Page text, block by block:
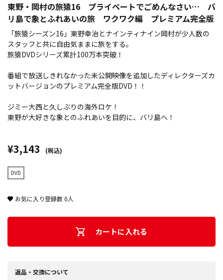
東野・岡村の旅猿16 プライベートでごめんなさい… バ
リ島で象とふれあいの旅 ワクワク編 プレミアム完全版
「旅猿シーズン16」東野幸治とナインティナイン岡村が少人数の
スタッフと共に自由気ままに旅をする。
旅猿DVDシリーズ累計100万本突破！
番組で放送しきれなかった未公開映像を追加したディレクターズカ
ットバージョンのプレミアム完全版DVD！！
ジミー大西と久しぶりの海外ロケ！
東野が大好きな象とのふれあいを目的に、バリ島へ！
¥3,143 (税込)
DVD
お気に入り登録数0人
カートに入れる
返品・交換について